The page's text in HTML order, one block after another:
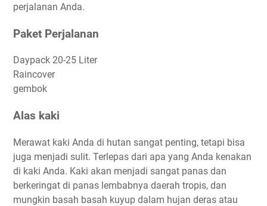
perjalanan Anda.
Paket Perjalanan
Daypack 20-25 Liter
Raincover
gembok
Alas kaki
Merawat kaki Anda di hutan sangat penting, tetapi bisa
juga menjadi sulit. Terlepas dari apa yang Anda kenakan
di kaki Anda. Kaki akan menjadi sangat panas dan
berkeringat di panas lembabnya daerah tropis, dan
mungkin basah basah kuyup dalam hujan deras atau